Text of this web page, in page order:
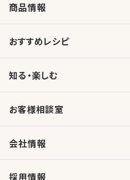
商品情報
おすすめレシピ
知る・楽しむ
お客様相談室
会社情報
採用情報